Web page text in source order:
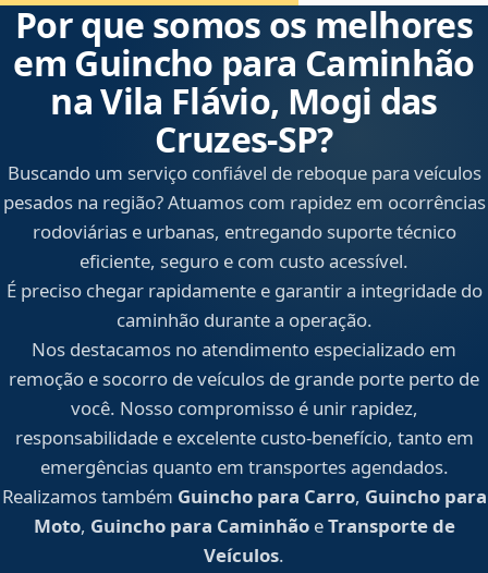
Por que somos os melhores
em Guincho para Caminhão
na Vila Flávio, Mogi das
Cruzes‑SP?
Buscando um serviço confiável de reboque para veículos
pesados na região? Atuamos com rapidez em ocorrências
rodoviárias e urbanas, entregando suporte técnico
eficiente, seguro e com custo acessível.
É preciso chegar rapidamente e garantir a integridade do
caminhão durante a operação.
Nos destacamos no atendimento especializado em
remoção e socorro de veículos de grande porte perto de
você. Nosso compromisso é unir rapidez,
responsabilidade e excelente custo-benefício, tanto em
emergências quanto em transportes agendados.
Realizamos também Guincho para Carro, Guincho para
Moto, Guincho para CaminhãoeTransporte de
Veículos.